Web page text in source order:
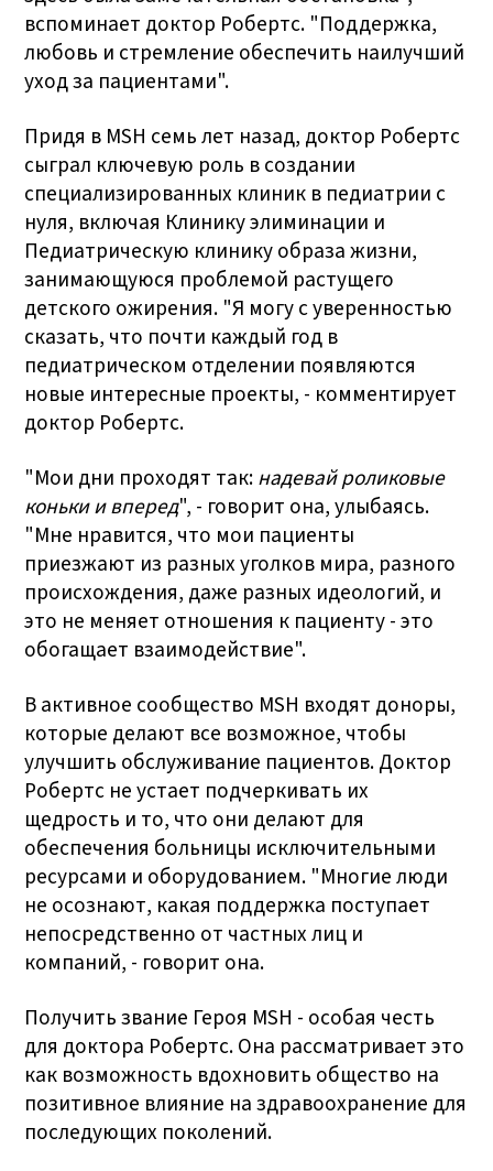
вспоминает доктор Робертс. "Поддержка,
любовь и стремление обеспечить наилучший
уход за пациентами".
Придя в MSH семь лет назад, доктор Робертс
сыграл ключевую роль в создании
специализированных клиник в педиатрии с
нуля, включая Клинику элиминации и
Педиатрическую клинику образа жизни,
занимающуюся проблемой растущего
детского ожирения. "Я могу с уверенностью
сказать, что почти каждый год в
педиатрическом отделении появляются
новые интересные проекты, - комментирует
доктор Робертс.
"Мои дни проходят так:надевай роликовые
коньки и вперед", - говорит она, улыбаясь.
"Мне нравится, что мои пациенты
приезжают из разных уголков мира, разного
происхождения, даже разных идеологий, и
это не меняет отношения к пациенту - это
обогащает взаимодействие".
В активное сообщество MSH входят доноры,
которые делают все возможное, чтобы
улучшить обслуживание пациентов. Доктор
Робертс не устает подчеркивать их
щедрость и то, что они делают для
обеспечения больницы исключительными
ресурсами и оборудованием. "Многие люди
не осознают, какая поддержка поступает
непосредственно от частных лиц и
компаний, - говорит она.
Получить звание Героя MSH - особая честь
для доктора Робертс. Она рассматривает это
как возможность вдохновить общество на
позитивное влияние на здравоохранение для
последующих поколений.